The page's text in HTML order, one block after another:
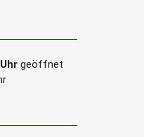
geöffnet